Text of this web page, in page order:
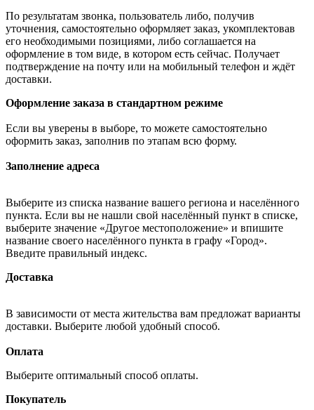
По результатам звонка, пользователь либо, получив
уточнения, самостоятельно оформляет заказ, укомплектовав
его необходимыми позициями, либо соглашается на
оформление в том виде, в котором есть сейчас. Получает
подтверждение на почту или на мобильный телефон и ждёт
доставки.
Оформление заказа в стандартном режиме
Если вы уверены в выборе, то можете самостоятельно
оформить заказ, заполнив по этапам всю форму.
Заполнение адреса
Выберите из списка название вашего региона и населённого
пункта. Если вы не нашли свой населённый пункт в списке,
выберите значение «Другое местоположение» и впишите
название своего населённого пункта в графу «Город».
Введите правильный индекс.
Доставка
В зависимости от места жительства вам предложат варианты
доставки. Выберите любой удобный способ.
Оплата
Выберите оптимальный способ оплаты.
Покупатель